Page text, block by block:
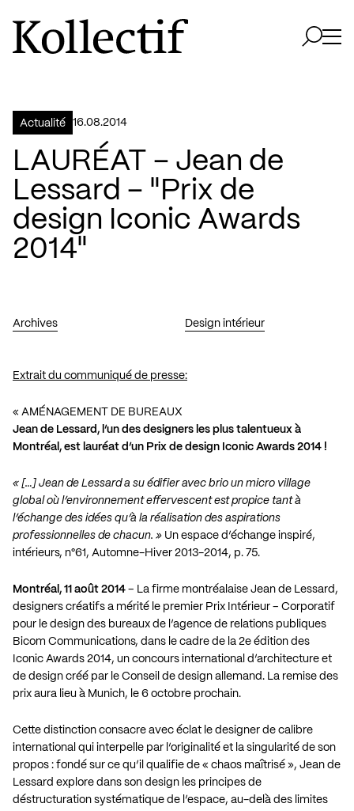
Aller à la page d'accueil
Logo Kollectif
Actualité 16.08.2014
LAURÉAT – Jean de
Lessard – "Prix de
design Iconic Awards
2014"
Archives Design intérieur
Extrait du communiqué de presse:
« AMÉNAGEMENT DE BUREAUX
Jean de Lessard, l’un des designers les plus talentueux à
Montréal, est lauréat d’un Prix de design Iconic Awards 2014 !
« […] Jean de Lessard a su édifier avec brio un micro village
global où l’environnement effervescent est propice tant à
l’échange des idées qu’à la réalisation des aspirations
professionnelles de chacun. » Un espace d’échange inspiré,
intérieurs, n°61, Automne-Hiver 2013-2014, p. 75.
Montréal, 11 août 2014 – La firme montréalaise Jean de Lessard,
designers créatifs a mérité le premier Prix Intérieur – Corporatif
pour le design des bureaux de l’agence de relations publiques
Bicom Communications, dans le cadre de la 2e édition des
Iconic Awards 2014, un concours international d’architecture et
de design créé par le Conseil de design allemand. La remise des
prix aura lieu à Munich, le 6 octobre prochain.
Cette distinction consacre avec éclat le designer de calibre
international qui interpelle par l’originalité et la singularité de son
propos : fondé sur ce qu’il qualifie de « chaos maîtrisé », Jean de
Lessard explore dans son design les principes de
déstructuration systématique de l’espace, au-delà des limites